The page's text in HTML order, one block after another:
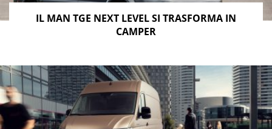
IL MAN TGE NEXT LEVEL SI TRASFORMA IN
CAMPER